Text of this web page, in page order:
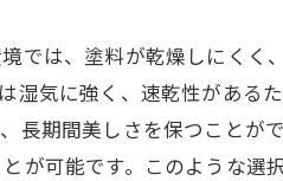
では、塗料が乾燥しにくく
湿気に強く、速乾性がある
長期間美しさを保つことが
可能です。このような選択